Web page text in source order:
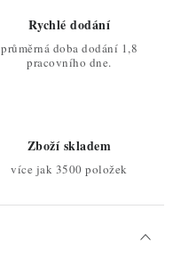
Rychlé dodání
průměrná doba dodání 1,8
pracovního dne.
Zboží skladem
více jak 3500 položek